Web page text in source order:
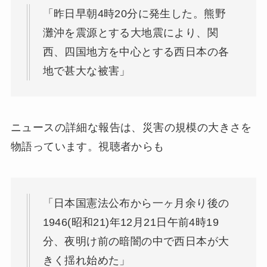
「昨日早朝4時20分に発生した。熊野
灘沖を震源とする大地震により、関
西、四国地方を中心とする西日本の各
地で甚大な被害」
ニュースの詳細な報告は、災害の規模の大きさを
物語っています。視聴者からも
「日本国憲法公布から一ヶ月余り後の
1946(昭和21)年12月21日午前4時19
分、夜明け前の暗闇の中で西日本が大
きく揺れ始めた」